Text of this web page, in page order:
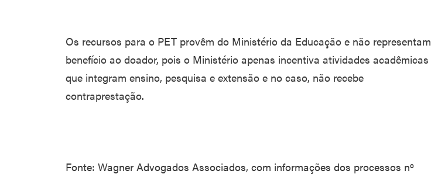
Os recursos para o PET provêm do Ministério da Educação e não representam
benefício ao doador, pois o Ministério apenas incentiva atividades acadêmicas
que integram ensino, pesquisa e extensão e no caso, não recebe
contraprestação.
Fonte: Wagner Advogados Associados, com informações dos processos nº